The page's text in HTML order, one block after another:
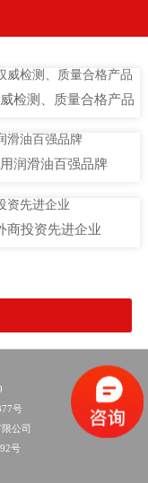
检测、质量合格产品
润滑油百强品牌
商投资先进企业
号
公司
号